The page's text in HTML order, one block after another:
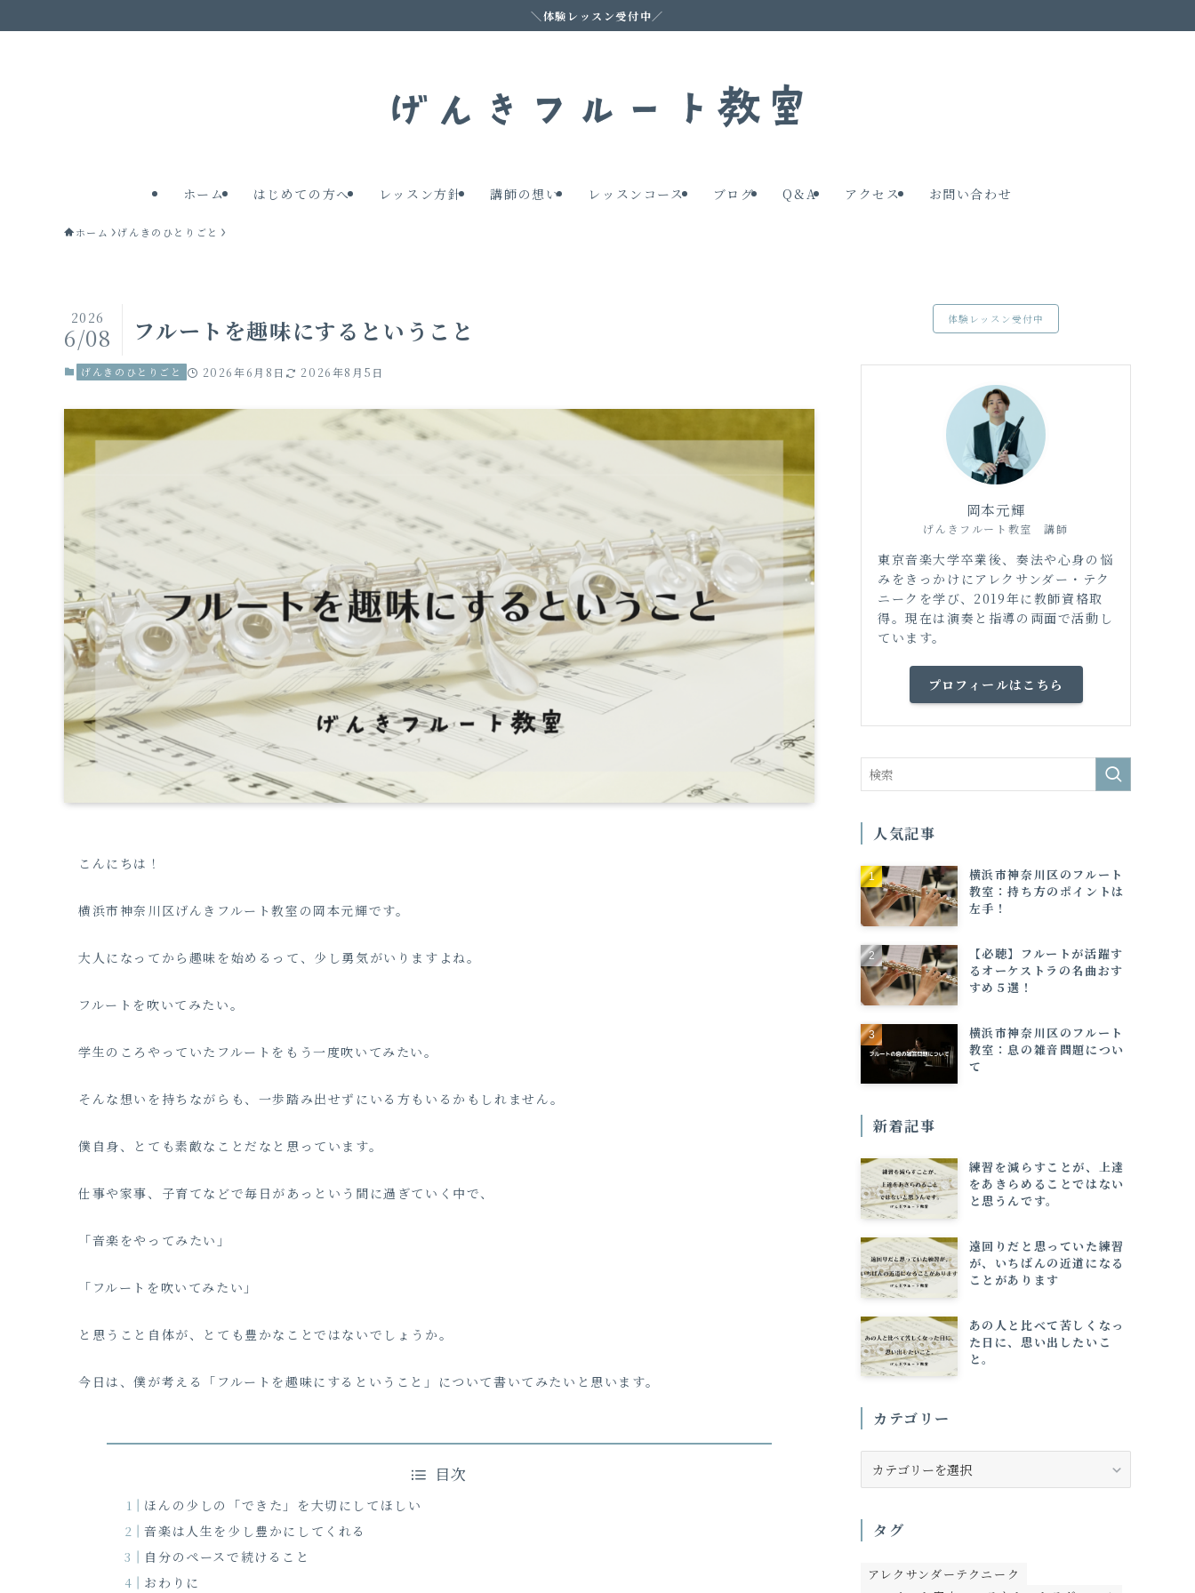
＼体験レッスン受付中／
ホーム はじめての方へ レッスン方針 講師の想い レッスンコース ブログ Q&A アクセス お問い合わせ
ホーム げんきのひとりごと
フルートを趣味にするということ
2026
6/08
げんきのひとりごと 2026年6月8日 2026年8月5日
こんにちは！
横浜市神奈川区げんきフルート教室の岡本元輝です。
大人になってから趣味を始めるって、少し勇気がいりますよね。
フルートを吹いてみたい。
学生のころやっていたフルートをもう一度吹いてみたい。
そんな想いを持ちながらも、一歩踏み出せずにいる方もいるかもしれません。
僕自身、とても素敵なことだなと思っています。
仕事や家事、子育てなどで毎日があっという間に過ぎていく中で、
「音楽をやってみたい」
「フルートを吹いてみたい」
と思うこと自体が、とても豊かなことではないでしょうか。
今日は、僕が考える「フルートを趣味にするということ」について書いてみたいと思います。
目次
ほんの少しの「できた」を大切にしてほしい
音楽は人生を少し豊かにしてくれる
自分のペースで続けること
おわりに
体験レッスン受付中
岡本元輝
げんきフルート教室 講師
東京音楽大学卒業後、奏法や心身の悩
みをきっかけにアレクサンダー・テク
ニークを学び、2019年に教師資格取
得。現在は演奏と指導の両面で活動し
ています。
プロフィールはこちら
人気記事
横浜市神奈川区のフルート
教室：持ち方のポイントは
左手！
【必聴】フルートが活躍す
るオーケストラの名曲おす
すめ５選！
横浜市神奈川区のフルート
教室：息の雑音問題につい
て
新着記事
練習を減らすことが、上達
をあきらめることではない
と思うんです。
遠回りだと思っていた練習
が、いちばんの近道になる
ことがあります
あの人と比べて苦しくなっ
た日に、思い出したいこ
と。
カテゴリー
テ
リ
ー タグ
アレクサンダーテクニーク